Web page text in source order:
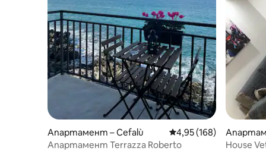
Апартамент – Cefalù Средна оценка: 4,95
4,95 (168)
Апартамент Terrazza Roberto
House